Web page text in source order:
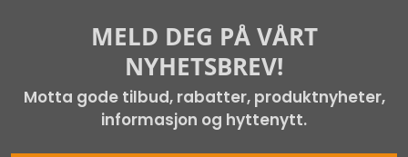
MELD DEG PÅ VÅRT
NYHETSBREV!
Motta gode tilbud, rabatter, produktnyheter,
informasjon og hyttenytt.